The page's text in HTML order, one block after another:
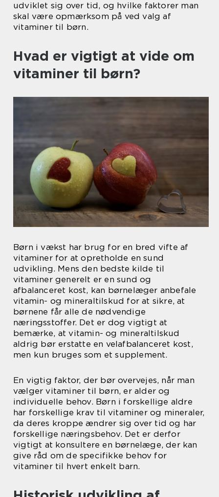
udviklet sig over tid, og hvilke faktorer man
skal være opmærksom på ved valg af
vitaminer til børn.
Hvad er vigtigt at vide om
vitaminer til børn?
Børn i vækst har brug for en bred vifte af
vitaminer for at opretholde en sund
udvikling. Mens den bedste kilde til
vitaminer generelt er en sund og
afbalanceret kost, kan børnelæger anbefale
vitamin- og mineraltilskud for at sikre, at
børnene får alle de nødvendige
næringsstoffer. Det er dog vigtigt at
bemærke, at vitamin- og mineraltilskud
aldrig bør erstatte en velafbalanceret kost,
men kun bruges som et supplement.
En vigtig faktor, der bør overvejes, når man
vælger vitaminer til børn, er alder og
individuelle behov. Børn i forskellige aldre
har forskellige krav til vitaminer og mineraler,
da deres kroppe ændrer sig over tid og har
forskellige næringsbehov. Det er derfor
vigtigt at konsultere en børnelæge, der kan
give råd om de specifikke behov for
vitaminer til hvert enkelt barn.